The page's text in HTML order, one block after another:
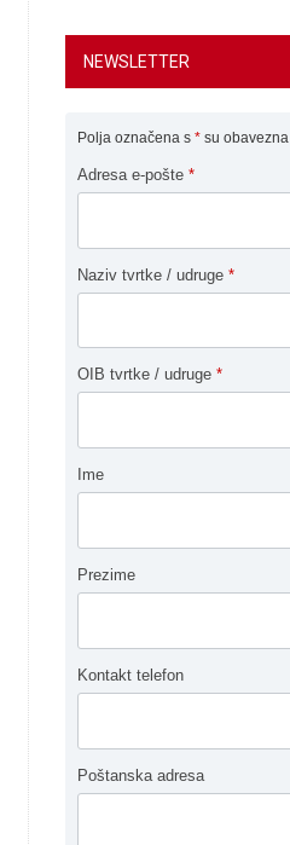
NEWSLETTER
Polja označena s * su obavezna
Adresa e-pošte *
Naziv tvrtke / udruge *
OIB tvrtke / udruge *
Ime
Prezime
Kontakt telefon
Poštanska adresa